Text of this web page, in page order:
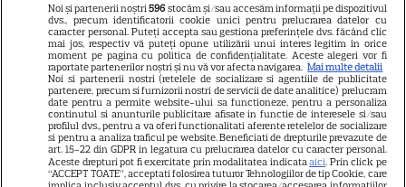
Noi și partenerii noștri596 stocăm și/sau accesăm informații pe dispozitivul
dvs., precum identificatorii cookie unici pentru prelucrarea datelor cu
caracter personal. Puteți accepta sau gestiona preferințele dvs. făcând clic
mai jos, respectiv vă puteți opune utilizării unui interes legitim în orice
moment pe pagina cu politica de confidențialitate. Aceste alegeri vor fi
raportate partenerilor noștri și nu vă vor afecta navigarea. Mai multe detalii
Noi si partenerii nostri (retelele de socializare si agentiile de publicitate
partenere, precum si furnizorii nostri de servicii de date analitice) prelucram
date pentru a permite website-ului sa functioneze, pentru a personaliza
continutul si anunturile publicitare afisate in functie de interesele si/sau
profilul dvs., pentru a va oferi functionalitati aferente retelelor de socializare
si pentru a analiza traficul pe website. Beneficiati de drepturile prevazute de
art. 15-22 din GDPR in legatura cu prelucrarea datelor cu caracter personal.
Aceste drepturi pot fi exercitate prin modalitatea indicataaici. Prin click pe
“ACCEPT TOATE”, acceptati folosirea tuturor Tehnologiilor de tip Cookie, care